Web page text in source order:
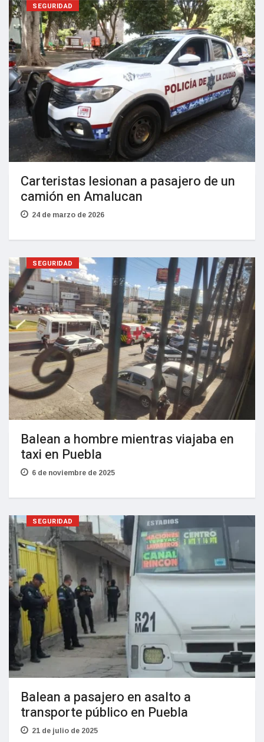
SEGURIDAD
Carteristas lesionan a pasajero de un
camión en Amalucan
24 de marzo de 2026
SEGURIDAD
Balean a hombre mientras viajaba en
taxi en Puebla
6 de noviembre de 2025
SEGURIDAD
Balean a pasajero en asalto a
transporte público en Puebla
21 de julio de 2025